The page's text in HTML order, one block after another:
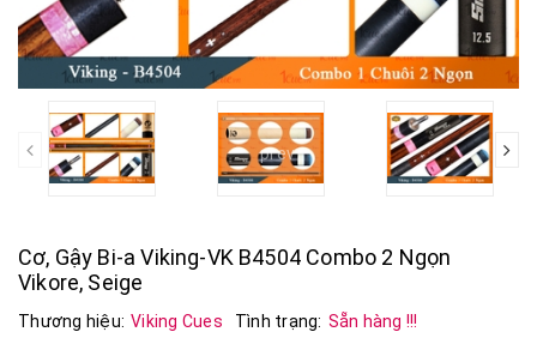
prev
Cơ, Gậy Bi-a Viking-VK B4504 Combo 2 Ngọn
Vikore, Seige
Thương hiệu: Viking Cues Tình trạng: Sẵn hàng !!!